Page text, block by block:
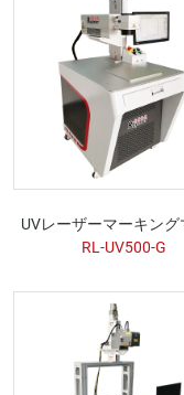
UVレーザーマーキング
RL-UV500-G